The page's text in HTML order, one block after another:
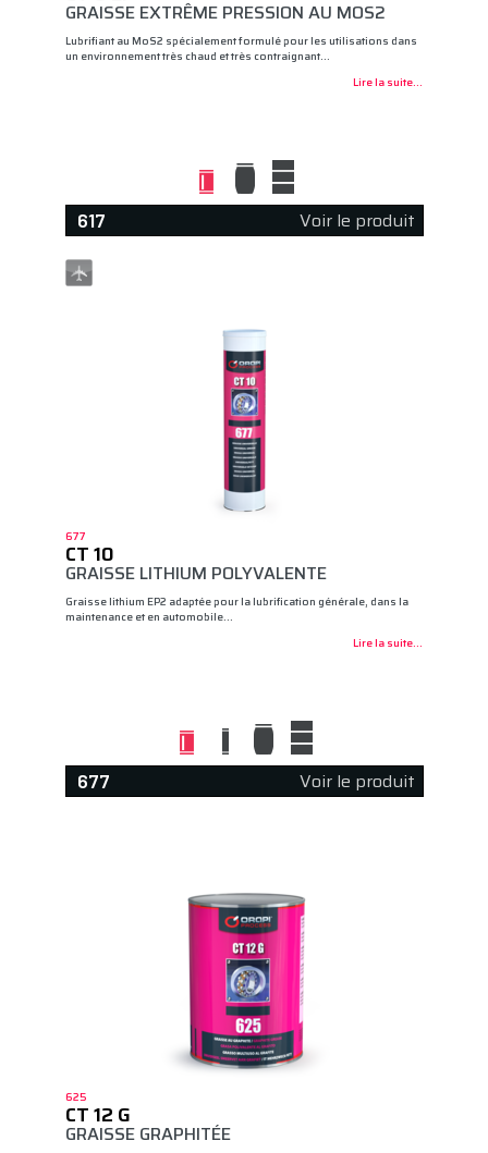
GRAISSE EXTRÊME PRESSION AU MOS2
Lubrifiant au MoS2 spécialement formulé pour les utilisations dans
un environnement très chaud et très contraignant…
Lire la suite...
617 Voir le produit
677
CT 10
GRAISSE LITHIUM POLYVALENTE
Graisse lithium EP2 adaptée pour la lubrification générale, dans la
maintenance et en automobile…
Lire la suite...
677 Voir le produit
625
CT 12 G
GRAISSE GRAPHITÉE